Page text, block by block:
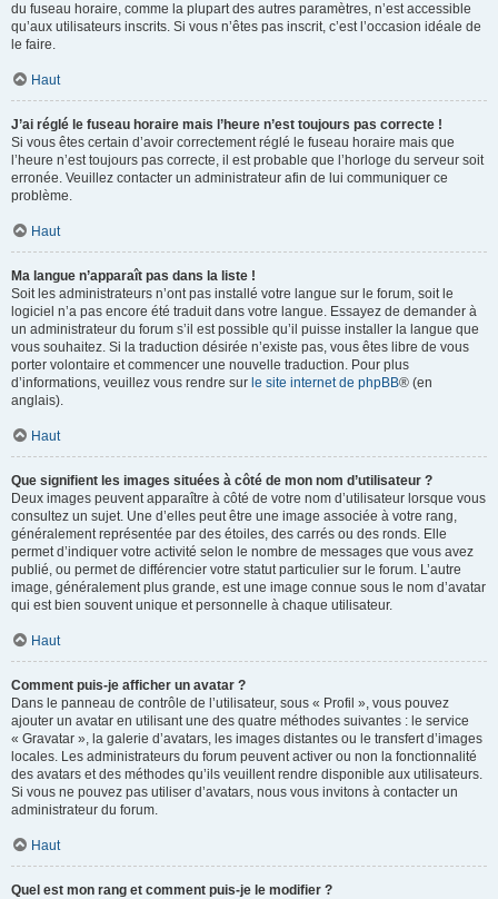
du fuseau horaire, comme la plupart des autres paramètres, n’est accessible
qu’aux utilisateurs inscrits. Si vous n’êtes pas inscrit, c’est l’occasion idéale de
le faire.
Haut
J’ai réglé le fuseau horaire mais l’heure n’est toujours pas correcte !
Si vous êtes certain d’avoir correctement réglé le fuseau horaire mais que
l’heure n’est toujours pas correcte, il est probable que l’horloge du serveur soit
erronée. Veuillez contacter un administrateur afin de lui communiquer ce
problème.
Haut
Ma langue n’apparaît pas dans la liste !
Soit les administrateurs n’ont pas installé votre langue sur le forum, soit le
logiciel n’a pas encore été traduit dans votre langue. Essayez de demander à
un administrateur du forum s’il est possible qu’il puisse installer la langue que
vous souhaitez. Si la traduction désirée n’existe pas, vous êtes libre de vous
porter volontaire et commencer une nouvelle traduction. Pour plus
d’informations, veuillez vous rendre sur le site internet de phpBB® (en
anglais).
Haut
Que signifient les images situées à côté de mon nom d’utilisateur ?
Deux images peuvent apparaître à côté de votre nom d’utilisateur lorsque vous
consultez un sujet. Une d’elles peut être une image associée à votre rang,
généralement représentée par des étoiles, des carrés ou des ronds. Elle
permet d’indiquer votre activité selon le nombre de messages que vous avez
publié, ou permet de différencier votre statut particulier sur le forum. L’autre
image, généralement plus grande, est une image connue sous le nom d’avatar
qui est bien souvent unique et personnelle à chaque utilisateur.
Haut
Comment puis-je afficher un avatar ?
Dans le panneau de contrôle de l’utilisateur, sous « Profil », vous pouvez
ajouter un avatar en utilisant une des quatre méthodes suivantes : le service
« Gravatar », la galerie d’avatars, les images distantes ou le transfert d’images
locales. Les administrateurs du forum peuvent activer ou non la fonctionnalité
des avatars et des méthodes qu’ils veuillent rendre disponible aux utilisateurs.
Si vous ne pouvez pas utiliser d’avatars, nous vous invitons à contacter un
administrateur du forum.
Haut
Quel est mon rang et comment puis-je le modifier ?